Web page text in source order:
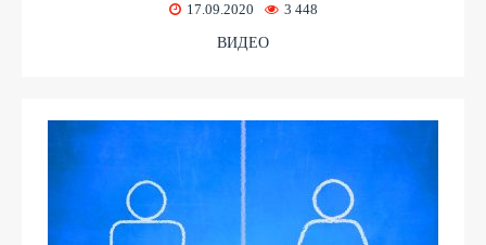
17.09.2020 3 448
ВИДЕО